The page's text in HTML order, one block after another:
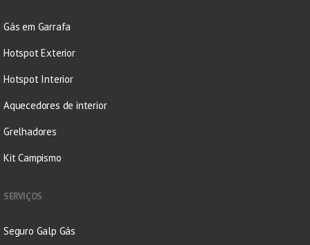
Gás em Garrafa
Hotspot Exterior
Hotspot Interior
Aquecedores de interior
Grelhadores
Kit Campismo
SERVIÇOS
Seguro Galp Gás